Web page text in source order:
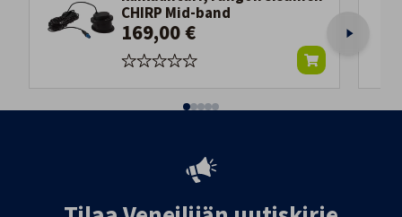
CHIRP Mid-band
169,00 €